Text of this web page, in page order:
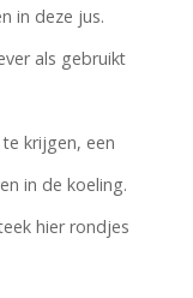
in deze jus.
als gebruikt
krijgen, een
in de koeling.
hier rondjes